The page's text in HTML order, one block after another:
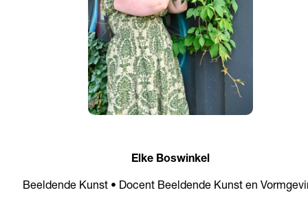
Elke Boswinkel
Beeldende Kunst • Docent Beeldende Kunst en